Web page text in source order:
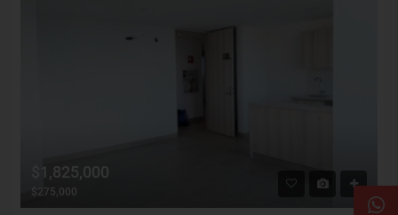
$1,825,000
$275,000